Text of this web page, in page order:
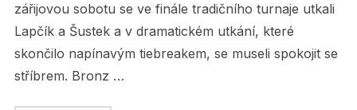
zářijovou sobotu se ve finále tradičního turnaje utkali
Lapčík a Šustek a v dramatickém utkání, které
skončilo napínavým tiebreakem, se museli spokojit se
stříbrem. Bronz …